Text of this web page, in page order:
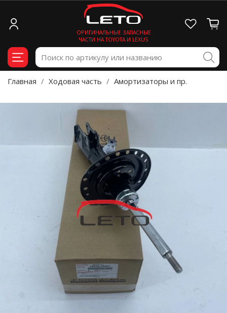
ОРИГИНАЛЬНЫЕ ЗАПАСНЫЕ
ЧАСТИ НА TOYOTA И LEXUS
Главная Ходовая часть Амортизаторы и пр.